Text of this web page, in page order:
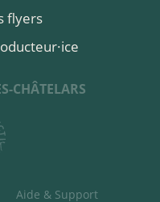
flyers
CHÂTELARS
Aide & Support